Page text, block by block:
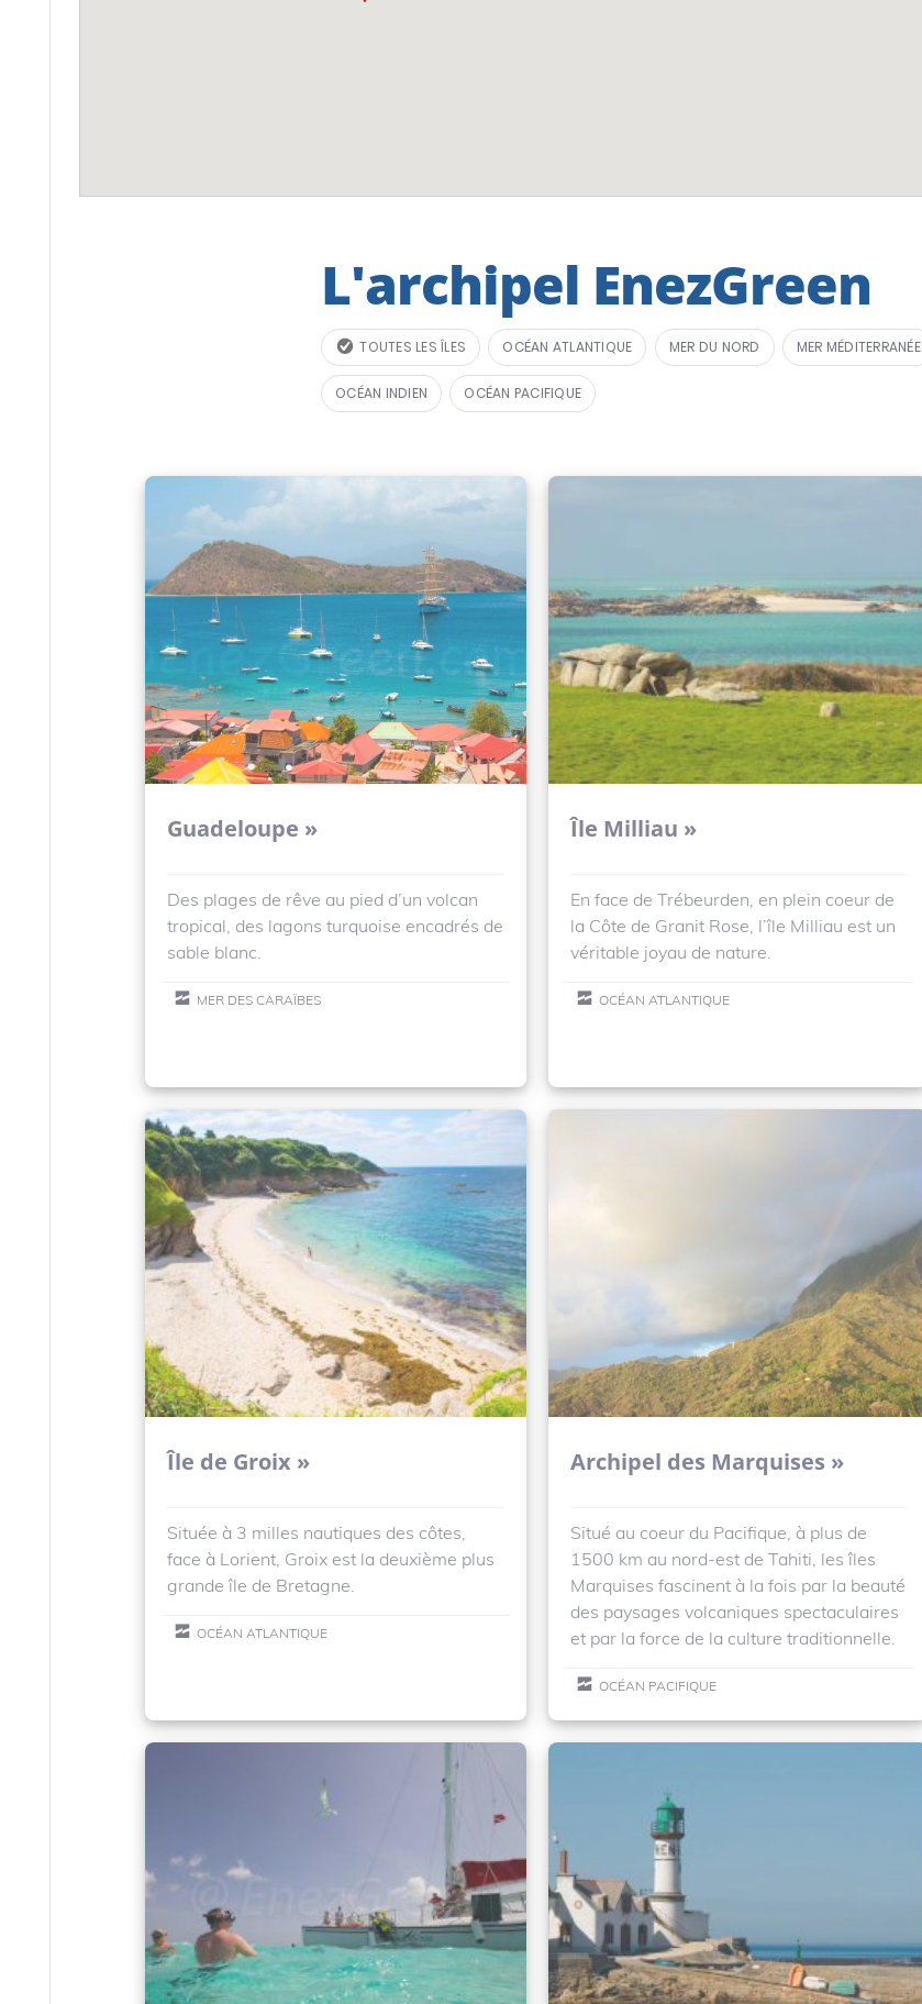
L'archipel EnezGreen
TOUTES LES ÎLES OCÉAN ATLANTIQUE MER DU NORD MER MÉDITERRANÉE
OCÉAN INDIEN OCÉAN PACIFIQUE
Guadeloupe »
Des plages de rêve au pied d’un volcan
tropical, des lagons turquoise encadrés de
sable blanc.
MER DES CARAÏBES
Île Milliau »
En face de Trébeurden, en plein coeur de
la Côte de Granit Rose, l’île Milliau est un
véritable joyau de nature.
OCÉAN ATLANTIQUE
Île de Groix »
Située à 3 milles nautiques des côtes,
face à Lorient, Groix est la deuxième plus
grande île de Bretagne.
OCÉAN ATLANTIQUE
Archipel des Marquises »
Situé au coeur du Pacifique, à plus de
1500 km au nord-est de Tahiti, les îles
Marquises fascinent à la fois par la beauté
des paysages volcaniques spectaculaires
et par la force de la culture traditionnelle.
OCÉAN PACIFIQUE